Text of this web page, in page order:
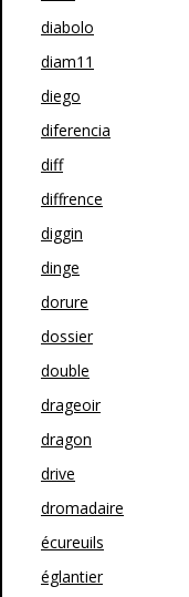
diabolo
diam11
diego
diferencia
diff
diffrence
diggin
dinge
dorure
dossier
double
drageoir
dragon
drive
dromadaire
écureuils
églantier